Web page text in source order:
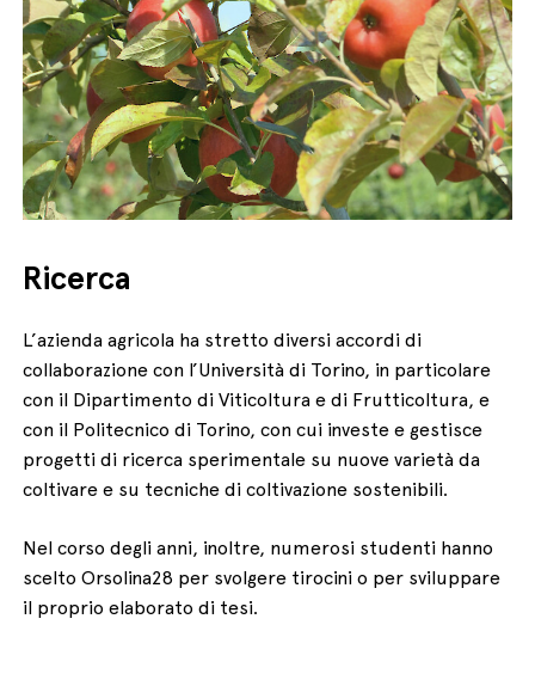
Ricerca
L’azienda agricola ha stretto diversi accordi di
collaborazione con l’Università di Torino, in particolare
con il Dipartimento di Viticoltura e di Frutticoltura, e
con il Politecnico di Torino, con cui investe e gestisce
progetti di ricerca sperimentale su nuove varietà da
coltivare e su tecniche di coltivazione sostenibili.
Nel corso degli anni, inoltre, numerosi studenti hanno
scelto Orsolina28 per svolgere tirocini o per sviluppare
il proprio elaborato di tesi.